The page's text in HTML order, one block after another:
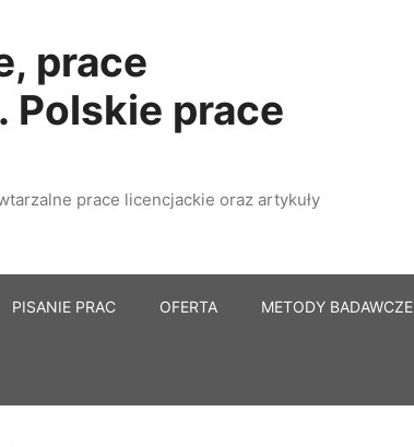
prace
Polskie prace
prace licencjackie oraz artykuły
PISANIE PRAC OFERTA METODY BADAWCZE